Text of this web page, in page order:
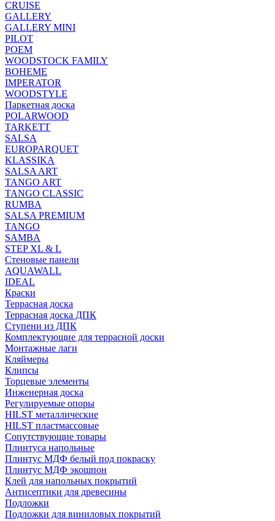
CRUISE
GALLERY
GALLERY MINI
PILOT
POEM
WOODSTOCK FAMILY
BOHEME
IMPERATOR
WOODSTYLE
Паркетная доска
POLARWOOD
TARKETT
SALSA
EUROPARQUET
KLASSIKA
SALSA ART
TANGO ART
TANGO CLASSIC
RUMBA
SALSA PREMIUM
TANGO
SAMBA
STEP XL & L
Стеновые панели
AQUAWALL
IDEAL
Краски
Террасная доска
Террасная доска ДПК
Ступени из ДПК
Комплектующие для террасной доски
Монтажные лаги
Кляймеры
Клипсы
Торцевые элементы
Инженерная доска
Регулируемые опоры
HILST металлические
HILST пластмассовые
Сопутствующие товары
Плинтуса напольные
Плинтус МДФ белый под покраску
Плинтус МДФ экошпон
Клей для напольных покрытий
Антисептики для древесины
Подложки
Подложки для виниловых покрытий